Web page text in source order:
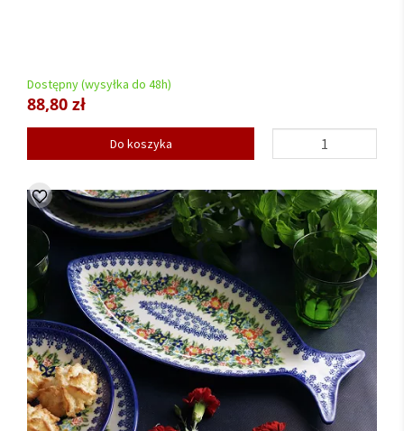
Dostępny (wysyłka do 48h)
88,80 zł
Do koszyka